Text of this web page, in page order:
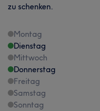
zu schenken.
Montag
Dienstag
Mittwoch
Donnerstag
Freitag
Samstag
Sonntag